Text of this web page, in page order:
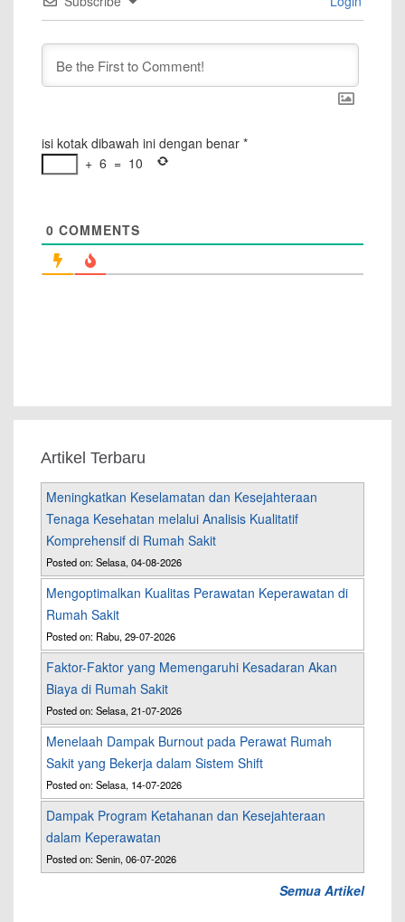
isi kotak dibawah ini dengan benar *
+ 6 = 10
0 COMMENTS
Artikel Terbaru
Meningkatkan Keselamatan dan Kesejahteraan
Tenaga Kesehatan melalui Analisis Kualitatif
Komprehensif di Rumah Sakit
Posted on: Selasa, 04-08-2026
Mengoptimalkan Kualitas Perawatan Keperawatan di
Rumah Sakit
Posted on: Rabu, 29-07-2026
Faktor-Faktor yang Memengaruhi Kesadaran Akan
Biaya di Rumah Sakit
Posted on: Selasa, 21-07-2026
Menelaah Dampak Burnout pada Perawat Rumah
Sakit yang Bekerja dalam Sistem Shift
Posted on: Selasa, 14-07-2026
Dampak Program Ketahanan dan Kesejahteraan
dalam Keperawatan
Posted on: Senin, 06-07-2026
Semua Artikel